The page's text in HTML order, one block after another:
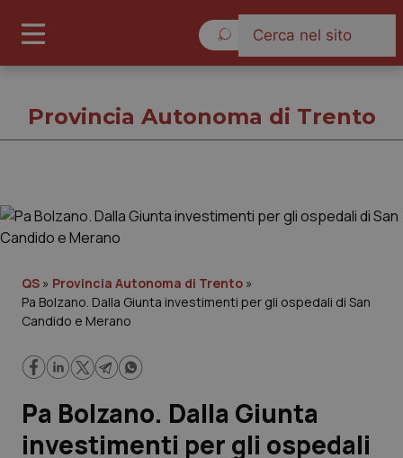
Governo e Parlamento
Regioni e Asl
Lavoro e Professioni
Scienza e Farmaci
Provincia Autonoma di Trento
QS » Provincia Autonoma di Trento »
Pa Bolzano. Dalla Giunta investimenti per gli ospedali di San
Candido e Merano
Pa Bolzano. Dalla Giunta
investimenti per gli ospedali